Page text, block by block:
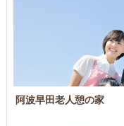
阿波早田老人憩の家